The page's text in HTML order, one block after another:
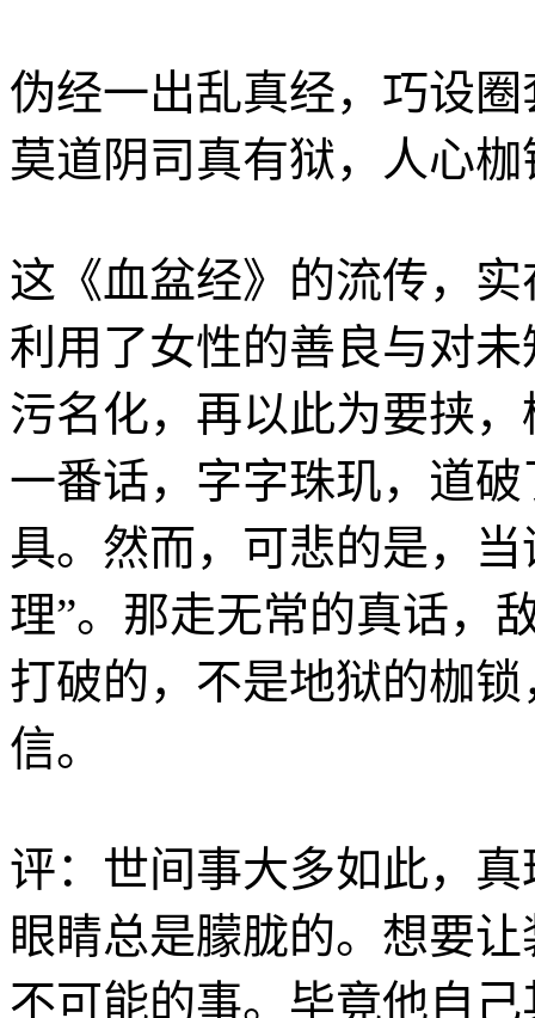
伪经一出乱真经，巧设
莫道阴司真有狱，人心
这《血盆经》的流传，
利用了女性的善良与对
污名化，再以此为要挟
一番话，字字珠玑，道
具。然而，可悲的是，
理”。那走无常的真话，
打破的，不是地狱的枷
信。
评：世间事大多如此，
眼睛总是朦胧的。想要
不可能的事。毕竟他自